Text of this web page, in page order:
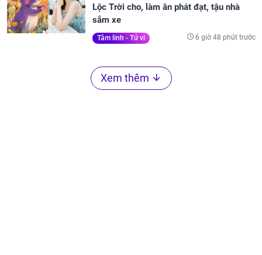
Lộc Trời cho, làm ăn phát đạt, tậu nhà
sắm xe
Tâm linh - Tử vi 6 giờ 48 phút trước
Xem thêm